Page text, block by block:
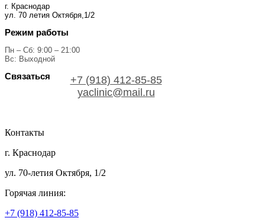
г. Краснодар
ул. 70 летия Октября,1/2
Режим работы
Пн – Сб: 9:00 – 21:00
Вс: Выходной
Связаться
+7 (918) 412-85-85
yaclinic@mail.ru
Контакты
г. Краснодар
ул. 70-летия Октября, 1/2
Горячая линия:
+7 (918) 412-85-85